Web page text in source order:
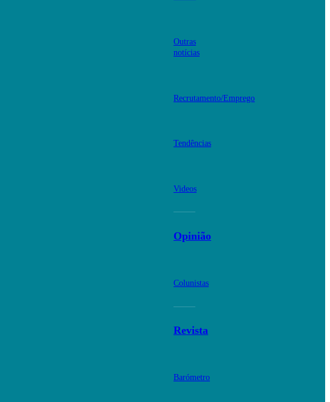
Outras
notícias
Recrutamento/Emprego
Tendências
Videos
Opinião
Colunistas
Revista
Barómetro